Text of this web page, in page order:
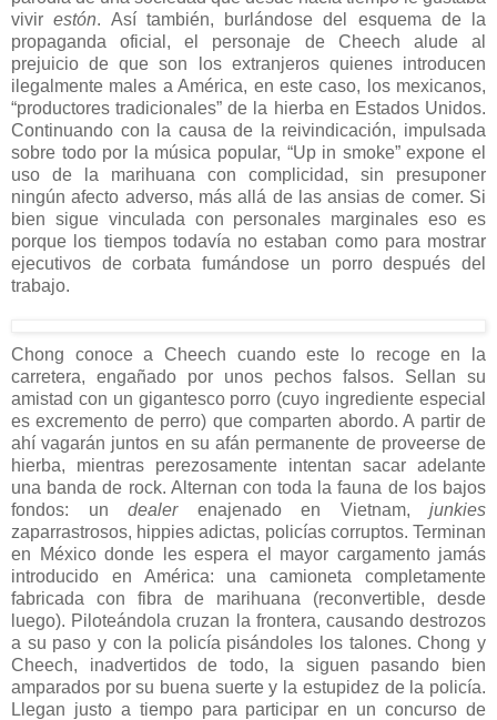
vivirestón. Así también, burlándose del esquema de la
propaganda oficial, el personaje de Cheech alude al
prejuicio de que son los extranjeros quienes introducen
ilegalmente males a América, en este caso, los mexicanos,
“productores tradicionales” de la hierba en Estados Unidos.
Continuando con la causa de la reivindicación, impulsada
sobre todo por la música popular, “Up in smoke” expone el
uso de la marihuana con complicidad, sin presuponer
ningún afecto adverso, más allá de las ansias de comer. Si
bien sigue vinculada con personales marginales eso es
porque los tiempos todavía no estaban como para mostrar
ejecutivos de corbata fumándose un porro después del
trabajo.
Chong conoce a Cheech cuando este lo recoge en la
carretera, engañado por unos pechos falsos. Sellan su
amistad con un gigantesco porro (cuyo ingrediente especial
es excremento de perro) que comparten abordo. A partir de
ahí vagarán juntos en su afán permanente de proveerse de
hierba, mientras perezosamente intentan sacar adelante
una banda de rock. Alternan con toda la fauna de los bajos
fondos: un dealerenajenado en Vietnam, junkies
zaparrastrosos, hippies adictas, policías corruptos. Terminan
en México donde les espera el mayor cargamento jamás
introducido en América: una camioneta completamente
fabricada con fibra de marihuana (reconvertible, desde
luego). Piloteándola cruzan la frontera, causando destrozos
a su paso y con la policía pisándoles los talones. Chong y
Cheech, inadvertidos de todo, la siguen pasando bien
amparados por su buena suerte y la estupidez de la policía.
Llegan justo a tiempo para participar en un concurso de